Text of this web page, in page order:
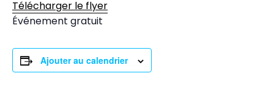
Télécharger le flyer
Événement gratuit
Ajouter au calendrier